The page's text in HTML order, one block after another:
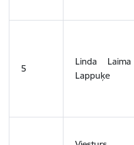
5
Linda Laima
Lappuķe